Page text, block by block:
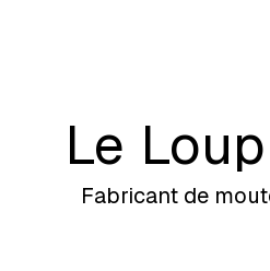
Le Loup
vénement sc orpor